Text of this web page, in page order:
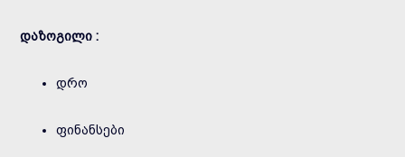
დაზოგილი :
დრო
ფინანსები